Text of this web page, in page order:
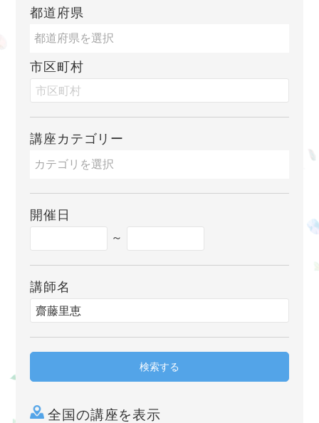
都道府県
市区町村
講座カテゴリー
開催日
～
講師名
検索する
全国の講座を表示